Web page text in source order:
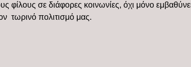
σε διάφορες κοινωνίες, όχι μόνο εμβαθύνει
τωρινό πολιτισμό μας.